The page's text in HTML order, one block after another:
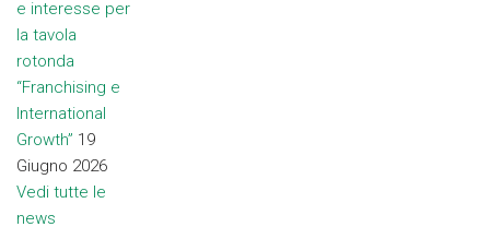
e interesse per
la tavola
rotonda
“Franchising e
International
Growth” 19
Giugno 2026
Vedi tutte le
news